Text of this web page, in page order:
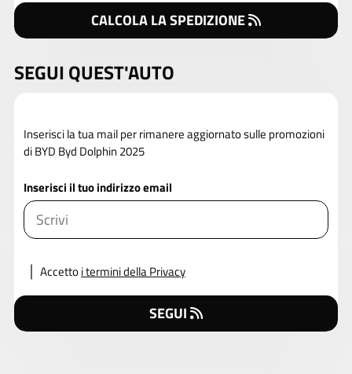
CALCOLA LA SPEDIZIONE
SEGUI QUEST'AUTO
Inserisci la tua mail per rimanere aggiornato sulle promozioni
di BYD Byd Dolphin 2025
Inserisci il tuo indirizzo email
Accettoi termini della Privacy
SEGUI